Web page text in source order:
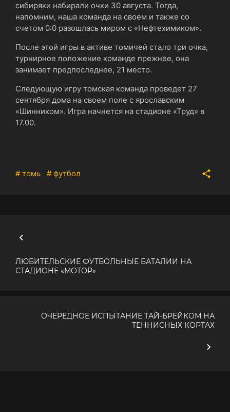
сибиряки набирали очки 30 августа. Тогда,
напомним, наша команда на своем и также со
счетом 0:0 разошлась миром с «Нефтехимиком».
После этой игры в активе томичей стало три очка,
турнирное положение команде прежнее, она
занимает предпоследнее, 21 место.
Следующую игру томская команда проведет 27
сентября дома на своем поле с ярославским
«Шинником». Игра начнется на стадионе «Труд» в
17.00.
# томь # футбол
ЛЮБИТЕЛЬСКИЕ ФУТБОЛЬНЫЕ БАТАЛИИ НА
СТАДИОНЕ «МОТОР»
ОЧЕРЕДНОЕ ИСПЫТАНИЕ ТАЙ-БРЕЙКОМ НА
ТЕННИСНЫХ КОРТАХ